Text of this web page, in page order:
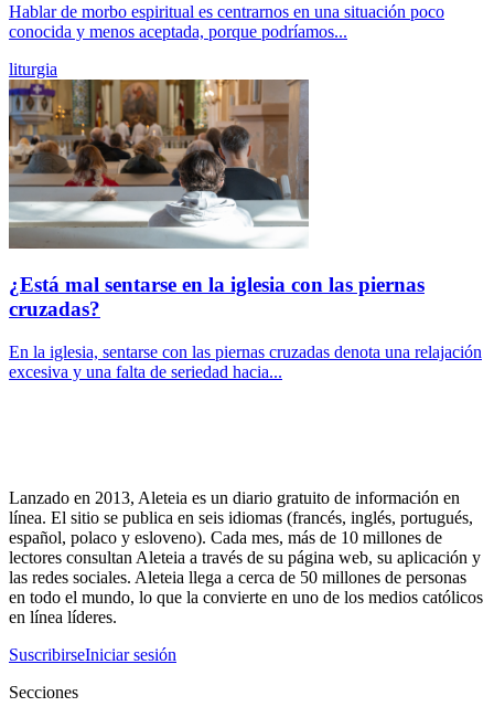
Hablar de morbo espiritual es centrarnos en una situación poco
conocida y menos aceptada, porque podríamos...
liturgia
¿Está mal sentarse en la iglesia con las piernas
cruzadas?
En la iglesia, sentarse con las piernas cruzadas denota una relajación
excesiva y una falta de seriedad hacia...
Lanzado en 2013, Aleteia es un diario gratuito de información en
línea. El sitio se publica en seis idiomas (francés, inglés, portugués,
español, polaco y esloveno). Cada mes, más de 10 millones de
lectores consultan Aleteia a través de su página web, su aplicación y
las redes sociales. Aleteia llega a cerca de 50 millones de personas
en todo el mundo, lo que la convierte en uno de los medios católicos
en línea líderes.
SuscribirseIniciar sesión
Secciones